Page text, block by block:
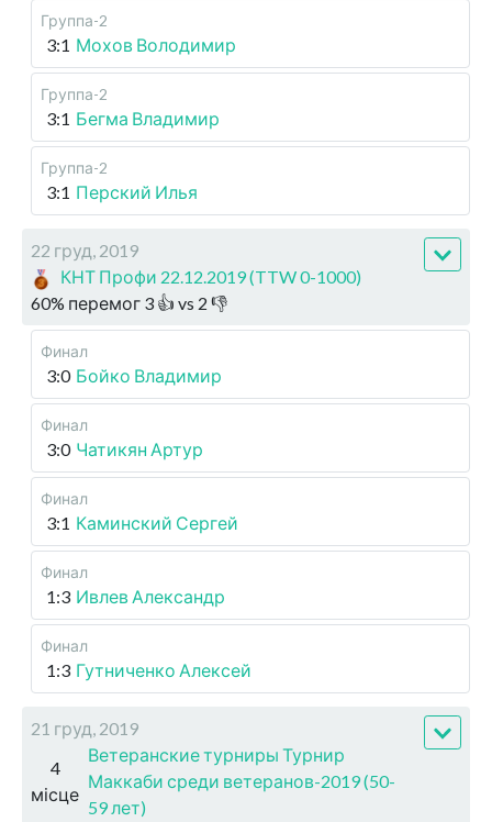
Группа-2
3:1 Мохов Володимир
Группа-2
3:1 Бегма Владимир
Группа-2
3:1 Перский Илья
22 груд, 2019
КНТ Профи 22.12.2019 (TTW 0-1000)
60% перемог 3 👍 vs 2 👎
Финал
3:0 Бойко Владимир
Финал
3:0 Чатикян Артур
Финал
3:1 Каминский Сергей
Финал
1:3 Ивлев Александр
Финал
1:3 Гутниченко Алексей
21 груд, 2019
4
місце
Ветеранские турниры Турнир
Маккаби среди ветеранов-2019 (50-
59 лет)